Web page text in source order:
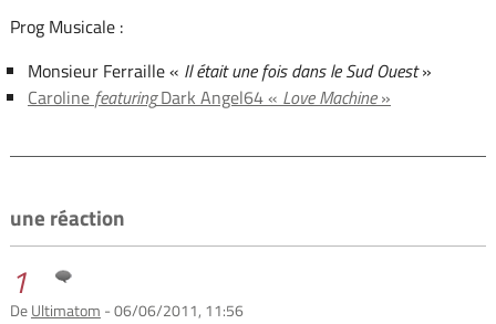
Prog Musicale :
Monsieur Ferraille « Il était une fois dans le Sud Ouest»
Caroline featuringDark Angel64 « Love Machine»
une réaction
1
DeUltimatom - 06/06/2011, 11:56